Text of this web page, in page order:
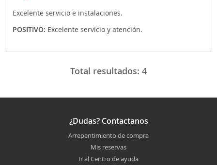
Excelente servicio e instalaciones.
POSITIVO: Excelente servicio y atención.
Total resultados: 4
¿Dudas? Contactanos
Arrepentimiento de compra
Mis reservas
Ir al Centro de ayuda